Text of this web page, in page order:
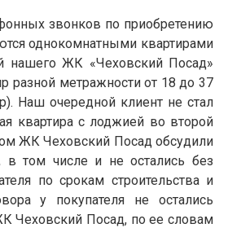
звонков по приобретению
однокомнатными квартирами
нашего ЖК «Чеховский Посад»
разной метражности от 18 до 37
Наш очередной клиент не стал
квартира с лоджией во второй
ЖК Чеховский Посад обсудили
в том числе и не остались без
по срокам строительства и
у покупателя не остались
Чеховский Посад, по ее словам